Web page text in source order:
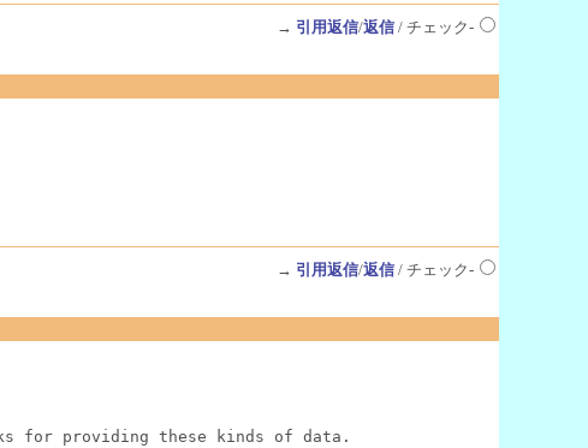
→ 引用返信/返信/ チェック-
→ 引用返信/返信/ チェック-
for providing these kinds of data.